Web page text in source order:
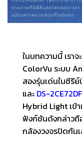
ในบทความนี้ เรา
ColorVu ระบบ
สองรุ่นเด่นในซีรี
และ DS-
Hybrid Light เข้
ฟังก์ชันดังกล่าวถื
กล้องวงจรปิดกัน